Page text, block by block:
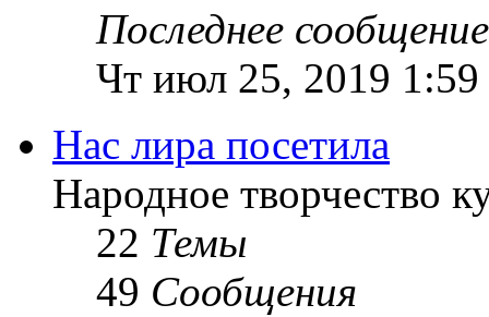
Последнее сообщение
Чт июл 25, 2019 1:59
Нас лира посетила
Народное творчество
22 Темы
49 Сообщения